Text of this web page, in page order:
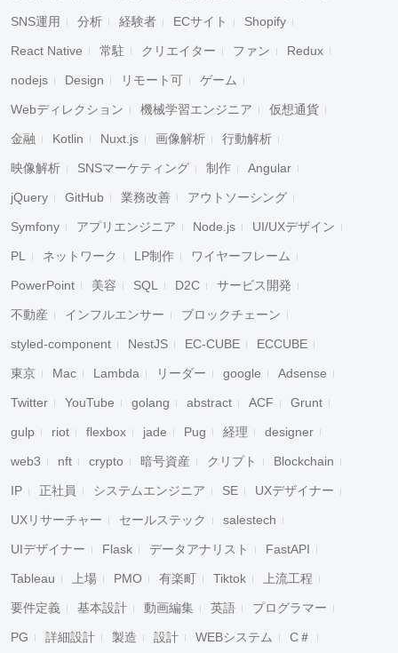
SNS運用 分析 経験者 ECサイト Shopify
React Native 常駐 クリエイター ファン Redux
nodejs Design リモート可 ゲーム
Webディレクション 機械学習エンジニア 仮想通貨
金融 Kotlin Nuxt.js 画像解析 行動解析
映像解析 SNSマーケティング 制作 Angular
jQuery GitHub 業務改善 アウトソーシング
Symfony アプリエンジニア Node.js UI/UXデザイン
PL ネットワーク LP制作 ワイヤーフレーム
PowerPoint 美容 SQL D2C サービス開発
不動産 インフルエンサー ブロックチェーン
styled-component NestJS EC-CUBE ECCUBE
東京 Mac Lambda リーダー google Adsense
Twitter YouTube golang abstract ACF Grunt
gulp riot flexbox jade Pug 経理 designer
web3 nft crypto 暗号資産 クリプト Blockchain
IP 正社員 システムエンジニア SE UXデザイナー
UXリサーチャー セールステック salestech
UIデザイナー Flask データアナリスト FastAPI
Tableau 上場 PMO 有楽町 Tiktok 上流工程
要件定義 基本設計 動画編集 英語 プログラマー
PG 詳細設計 製造 設計 WEBシステム C＃